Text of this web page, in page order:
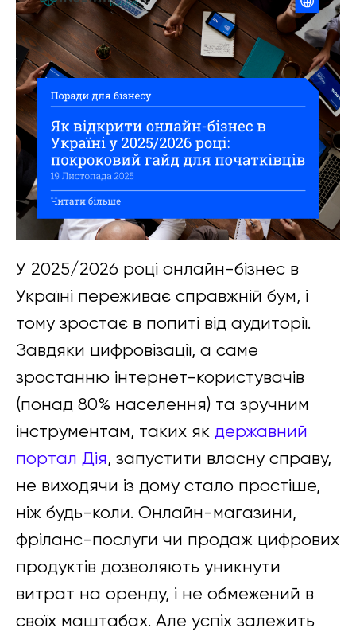
У 2025/2026 році онлайн-бізнес в
Україні переживає справжній бум, і
тому зростає в попиті від аудиторії.
Завдяки цифровізації, а саме
зростанню інтернет-користувачів
(понад 80% населення) та зручним
інструментам, таких як державний
портал Дія, запустити власну справу,
не виходячи із дому стало простіше,
ніж будь-коли. Онлайн-магазини,
фріланс-послуги чи продаж цифрових
продуктів дозволяють уникнути
витрат на оренду, і не обмежений в
своїх маштабах. Але успіх залежить